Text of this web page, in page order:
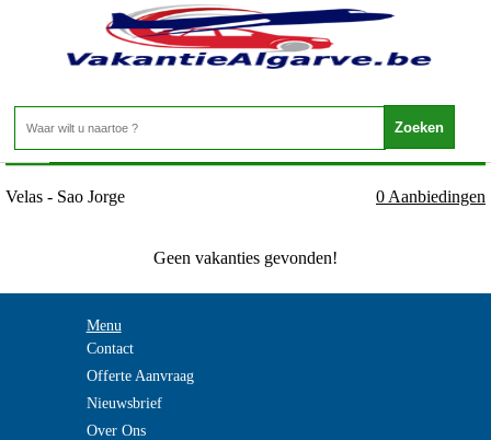
Portugal - Azoren - Velas - Sao Jorge
Home>
Velas - Sao Jorge 0 Aanbiedingen
Geen vakanties gevonden!
Menu
Contact
Offerte Aanvraag
Nieuwsbrief
Over Ons